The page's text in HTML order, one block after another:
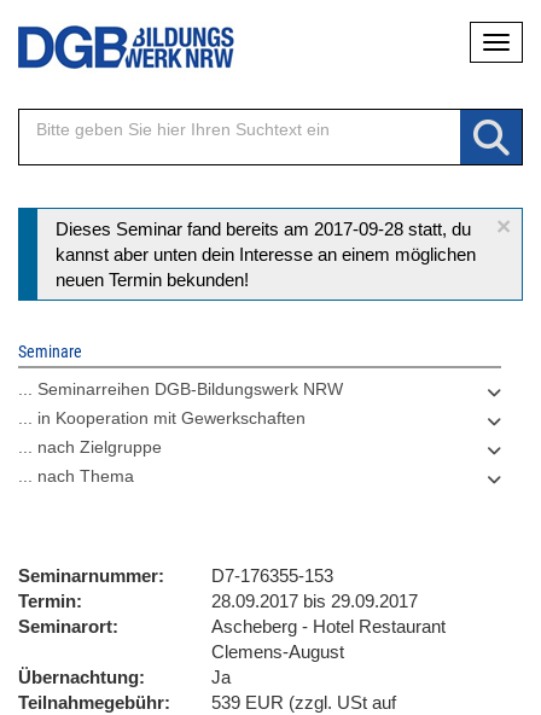
Direkt
Inhalt
×
Statusmeldung
Dieses Seminar fand bereits am 2017-09-28 statt, du
kannst aber unten dein Interesse an einem möglichen
neuen Termin bekunden!
Seminare
... Seminarreihen DGB-Bildungswerk NRW
... in Kooperation mit Gewerkschaften
... nach Zielgruppe
... nach Thema
Seminarnummer
D7-176355-153
Termin
28.09.2017 bis 29.09.2017
Seminarort
Ascheberg - Hotel Restaurant
Clemens-August
Übernachtung
Ja
Teilnahmegebühr
539 EUR (zzgl. USt auf